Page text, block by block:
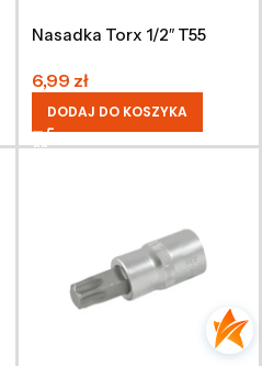
Nasadka Torx 1/2″ T55
6,99 zł
DODAJ DO KOSZYKA